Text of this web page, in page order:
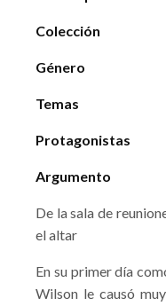
Colección
Género
Temas
Protagonistas
Argumento
De la sala de
el altar
En su primer día
Wilson le causó